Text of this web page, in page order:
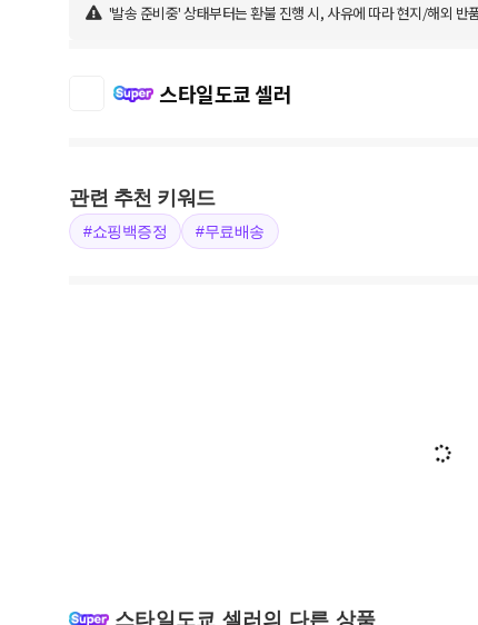
'발송 준비중' 상태부터는 환불 진행 시, 사유에 따라 현지/해외 반
스타일도쿄 셀러
관련 추천 키워드
#쇼핑백증정 #무료배송
스타일도쿄 셀러의 다른 상품